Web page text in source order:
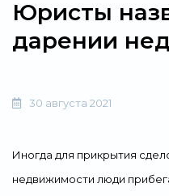
Юристы
дарении
30 августа 2021
Иногда для прикрытия
недвижимости люди